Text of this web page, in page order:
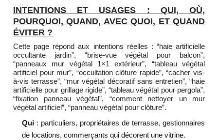
INTENTIONS ET USAGES : QUI, OÙ,
POURQUOI, QUAND, AVEC QUOI, ET QUAND
ÉVITER ?
Cette page répond aux intentions réelles : “haie artificielle
occultante jardin”, “brise-vue végétal pour balcon”,
“panneaux mur végétal 1×1 extérieur”, “tableau végétal
artificiel pour mur”, “occultation clôture rapide”, “cacher vis-
à-vis terrasse”, “mur végétal décoratif sans entretien”, “haie
artificielle pour grillage rigide”, “tableau végétal pour pergola”,
“fixation panneau végétal”, “comment nettoyer un mur
végétal artificiel”, “panneau végétal pour clôture”.
Qui : particuliers, propriétaires de terrasse, gestionnaires
de locations, commerçants qui décorent une vitrine.